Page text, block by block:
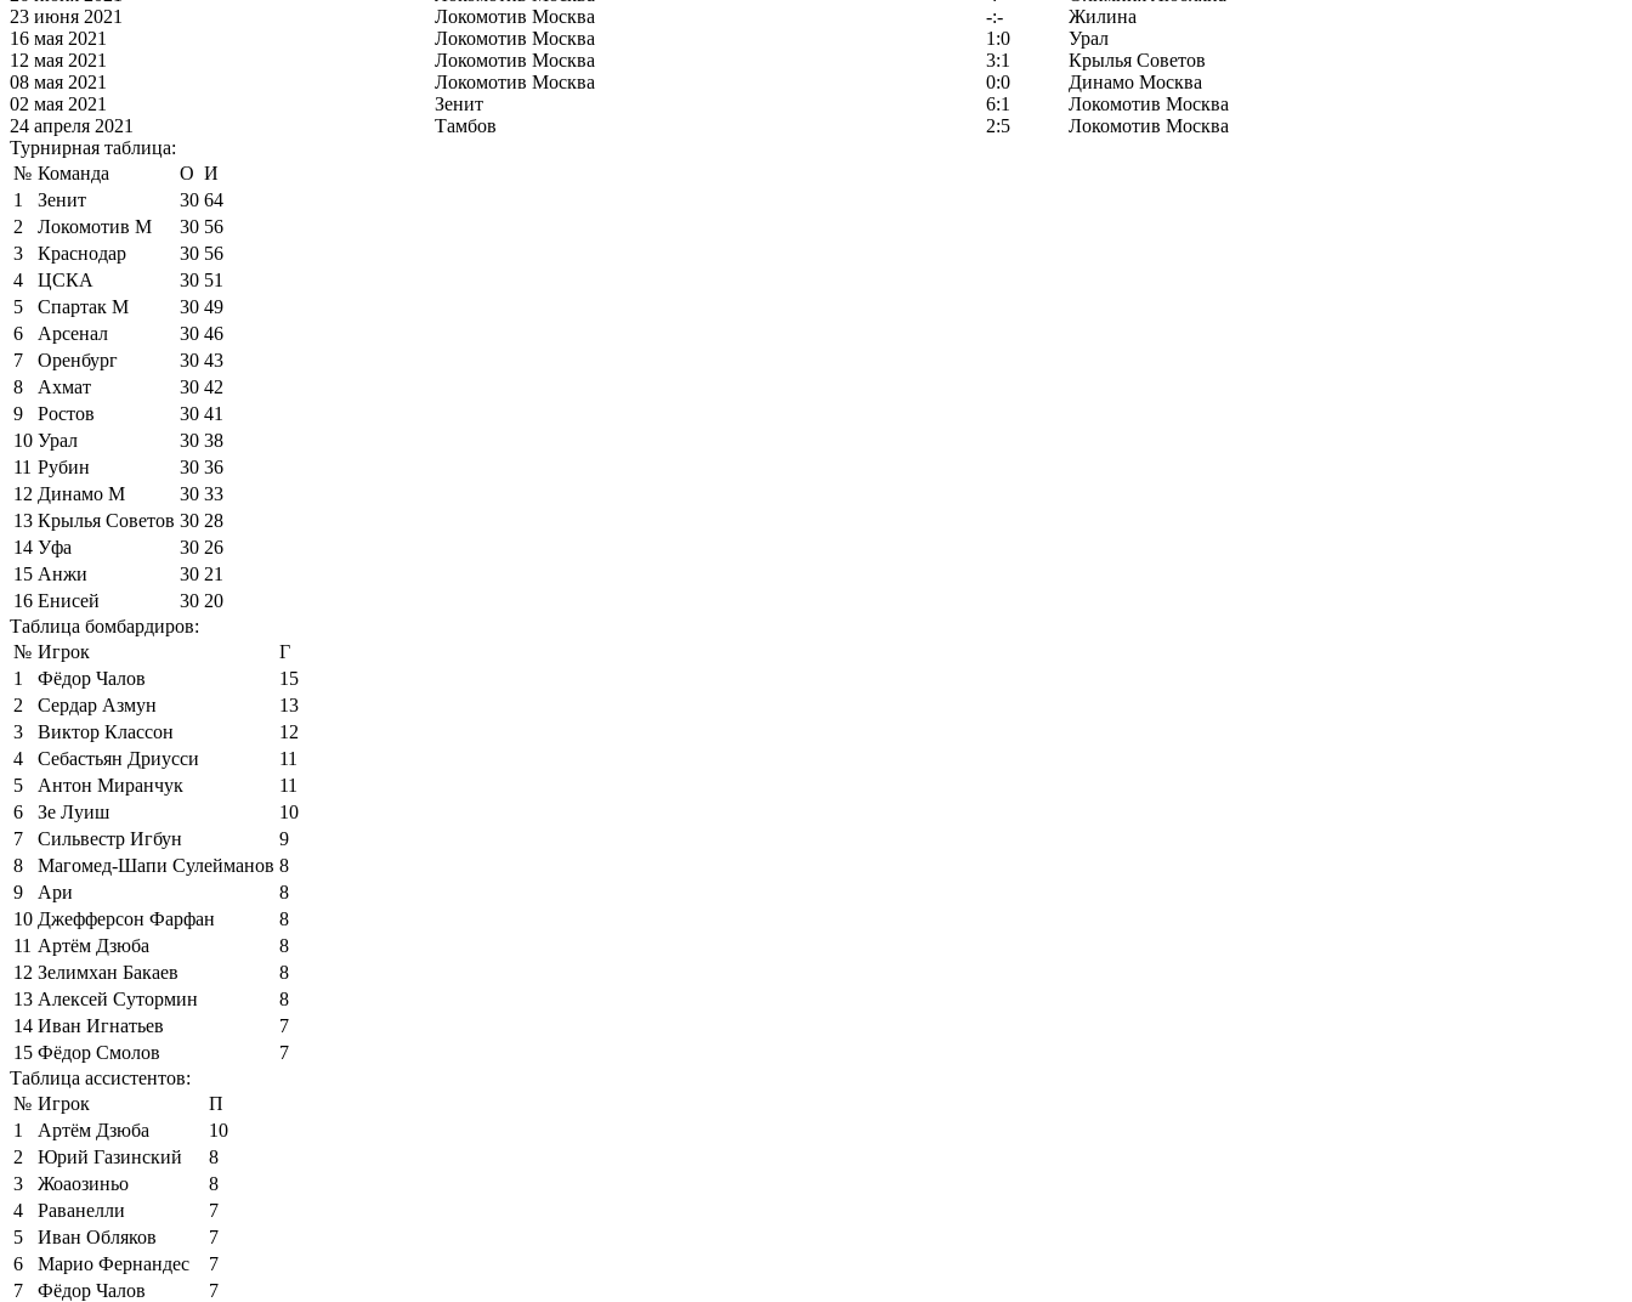
23 июня 2021
Локомотив Москва -:-
Жилина
16 мая 2021
Локомотив Москва 1:0
Урал
12 мая 2021
Локомотив Москва 3:1
Крылья Советов
08 мая 2021
Локомотив Москва 0:0
Динамо Москва
02 мая 2021
Зенит 6:1
Локомотив Москва
24 апреля 2021
Тамбов 2:5
Локомотив Москва
Турнирная таблица:
№ Команда О И
1
Зенит 30 64
2
Локомотив М 30 56
3
Краснодар 30 56
4
ЦСКА 30 51
5
Спартак М 30 49
6
Арсенал 30 46
7
Оренбург 30 43
8
Ахмат 30 42
9
Ростов 30 41
10 Урал 30 38
11 Рубин 30 36
12 Динамо М 30 33
13 Крылья Советов 30 28
14 Уфа 30 26
15 Анжи 30 21
16 Енисей 30 20
Таблица бомбардиров:
№ Игрок
Г
1
Фёдор Чалов
15
2
Сердар Азмун
13
3
Виктор Классон
12
4
Себастьян Дриусси
11
5
Антон Миранчук
11
6
Зе Луиш
10
7
Сильвестр Игбун
9
8
Магомед-Шапи Сулейманов 8
9
Ари
8
10 Джефферсон Фарфан
8
11 Артём Дзюба
8
12 Зелимхан Бакаев
8
13 Алексей Сутормин
8
14 Иван Игнатьев
7
15 Фёдор Смолов
7
Таблица ассистентов:
№ Игрок
П
1
Артём Дзюба
10
2
Юрий Газинский
8
3
Жоаозиньо
8
4
Раванелли
7
5
Иван Обляков
7
6
Марио Фернандес
7
7
Фёдор Чалов
7